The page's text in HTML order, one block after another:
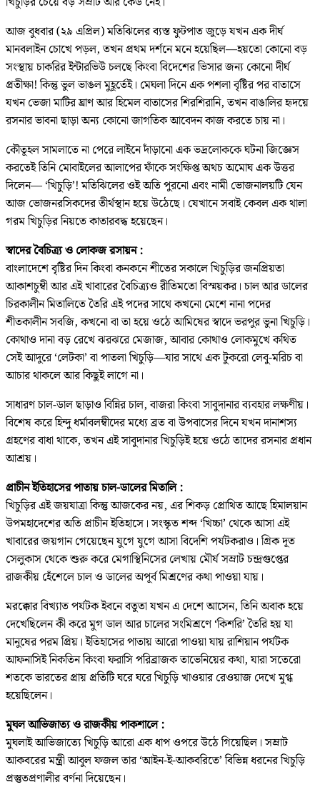
আজ বুধবার (২৯ এপ্রিল) মতিঝিলের ব্যস্ত ফুটপাত জুড়ে যখন এক দীর্ঘ
মানবলাইন চোখে পড়ল, তখন প্রথম দর্শনে মনে হয়েছিল—হয়তো কোনো বড়
সংস্থায় চাকরির ইন্টারভিউ চলছে কিংবা বিদেশের ভিসার জন্য কোনো দীর্ঘ
প্রতীক্ষা! কিন্তু ভুল ভাঙল মুহূর্তেই। মেঘলা দিনে এক পশলা বৃষ্টির পর বাতাসে
যখন ভেজা মাটির ঘ্রাণ আর হিমেল বাতাসের শিরশিরানি, তখন বাঙালির হৃদয়ে
রসনার ভাবনা ছাড়া অন্য কোনো জাগতিক আবেদন কাজ করতে চায় না।
কৌতূহল সামলাতে না পেরে লাইনে দাঁড়ানো এক ভদ্রলোককে ঘটনা জিজ্ঞেস
করতেই তিনি মোবাইলের আলাপের ফাঁকে সংক্ষিপ্ত অথচ অমোঘ এক উত্তর
দিলেন— ‘খিচুড়ি’! মতিঝিলের ওই অতি পুরনো এবং নামী ভোজনালয়টি যেন
আজ ভোজনরসিকদের তীর্থস্থান হয়ে উঠেছে। যেখানে সবাই কেবল এক থালা
গরম খিচুড়ির নিয়তে কাতারবদ্ধ হয়েছেন।
স্বাদের বৈচিত্র্য ও লোকজ রসায়ন :
বাংলাদেশে বৃষ্টির দিন কিংবা কনকনে শীতের সকালে খিচুড়ির জনপ্রিয়তা
আকাশচুম্বী আর এই খাবারের বৈচিত্র্যও রীতিমতো বিস্ময়কর। চাল আর ডালের
চিরকালীন মিতালিতে তৈরি এই পদের সাথে কখনো মেশে নানা পদের
শীতকালীন সবজি, কখনো বা তা হয়ে ওঠে আমিষের স্বাদে ভরপুর ভুনা খিচুড়ি।
কোথাও দানা বড় রেখে ঝরঝরে মেজাজ, আবার কোথাও লোকমুখে কথিত
সেই আদুরে ‘লেটকা’ বা পাতলা খিচুড়ি—যার সাথে এক টুকরো লেবু-মরিচ বা
আচার থাকলে আর কিছুই লাগে না।
সাধারণ চাল-ডাল ছাড়াও বিন্নির চাল, বাজরা কিংবা সাবুদানার ব্যবহার লক্ষণীয়।
বিশেষ করে হিন্দু ধর্মাবলম্বীদের মধ্যে ব্রত বা উপবাসের দিনে যখন দানাশস্য
গ্রহণের বাধা থাকে, তখন এই সাবুদানার খিচুড়িই হয়ে ওঠে তাদের রসনার প্রধান
আশ্রয়।
প্রাচীন ইতিহাসের পাতায় চাল-ডালের মিতালি :
খিচুড়ির এই জয়যাত্রা কিন্তু আজকের নয়, এর শিকড় প্রোথিত আছে হিমালয়ান
উপমহাদেশের অতি প্রাচীন ইতিহাসে। সংস্কৃত শব্দ ‘খিচ্চা’ থেকে আসা এই
খাবারের জয়গান গেয়েছেন যুগে যুগে আসা বিদেশি পর্যটকরাও। গ্রিক দূত
সেলুকাস থেকে শুরু করে মেগাস্থিনিসের লেখায় মৌর্য সম্রাট চন্দ্রগুপ্তের
রাজকীয় হেঁশেলে চাল ও ডালের অপূর্ব মিশ্রণের কথা পাওয়া যায়।
মরক্কোর বিখ্যাত পর্যটক ইবনে বতুতা যখন এ দেশে আসেন, তিনি অবাক হয়ে
দেখেছিলেন কী করে মুগ ডাল আর চালের সংমিশ্রণে ‘কিশরি’ তৈরি হয় যা
মানুষের পরম প্রিয়। ইতিহাসের পাতায় আরো পাওয়া যায় রাশিয়ান পর্যটক
আফনাসিই নিকতিন কিংবা ফরাসি পরিব্রাজক তাভেনিয়ের কথা, যারা সতেরো
শতকে ভারতের প্রায় প্রতিটি ঘরে ঘরে খিচুড়ি খাওয়ার রেওয়াজ দেখে মুগ্ধ
হয়েছিলেন।
মুঘল আভিজাত্য ও রাজকীয় পাকশালে :
মুঘলাই আভিজাত্যে খিচুড়ি আরো এক ধাপ ওপরে উঠে গিয়েছিল। সম্রাট
আকবরের মন্ত্রী আবুল ফজল তার ‘আইন-ই-আকবরিতে’ বিভিন্ন ধরনের খিচুড়ি
প্রস্তুতপ্রণালীর বর্ণনা দিয়েছেন।